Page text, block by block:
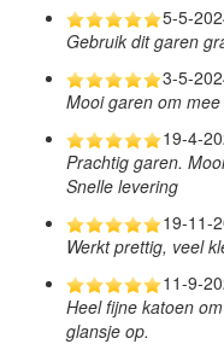
5-5-
Gebruik dit garen
3-5-
Mooi garen om
19-4-
Prachtig garen.
Snelle levering
19-11-
Werkt prettig, veel
11-9-
Heel fijne katoen
glansje op.